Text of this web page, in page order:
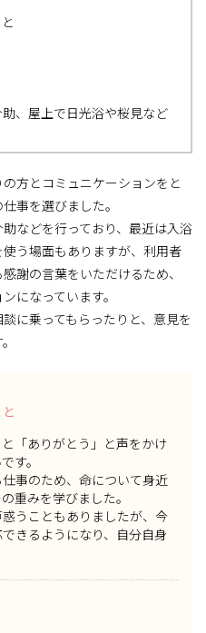
、屋上で日光浴や桜見など
方とコミュニケーションをと
事を選びました。
などを行っており、最近は入浴
う場面もありますが、利用者
謝の言葉をいただけるため、
になっています。
に乗ってもらったりと、意見を
「ありがとう」と声をかけ
す。
事のため、命について身近
重みを学びました。
うこともありましたが、今
きるようになり、自分自身